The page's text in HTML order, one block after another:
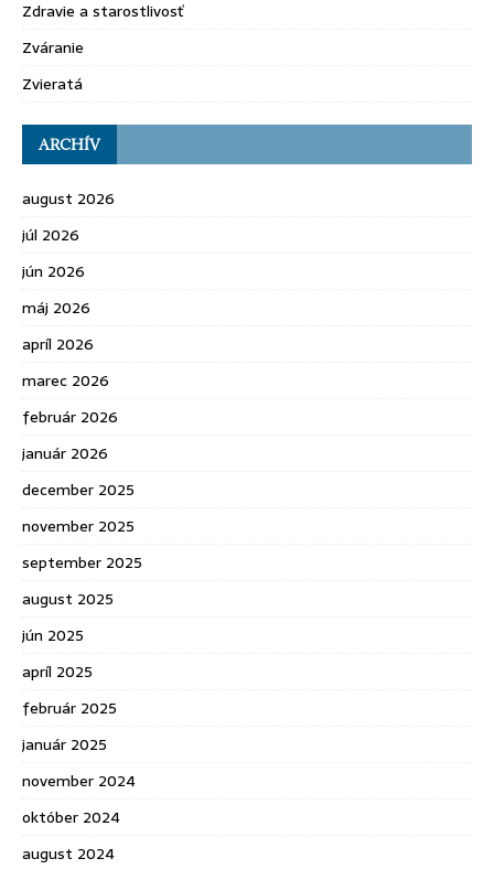
Zdravie a starostlivosť
Zváranie
Zvieratá
ARCHÍV
august 2026
júl 2026
jún 2026
máj 2026
apríl 2026
marec 2026
február 2026
január 2026
december 2025
november 2025
september 2025
august 2025
jún 2025
apríl 2025
február 2025
január 2025
november 2024
október 2024
august 2024